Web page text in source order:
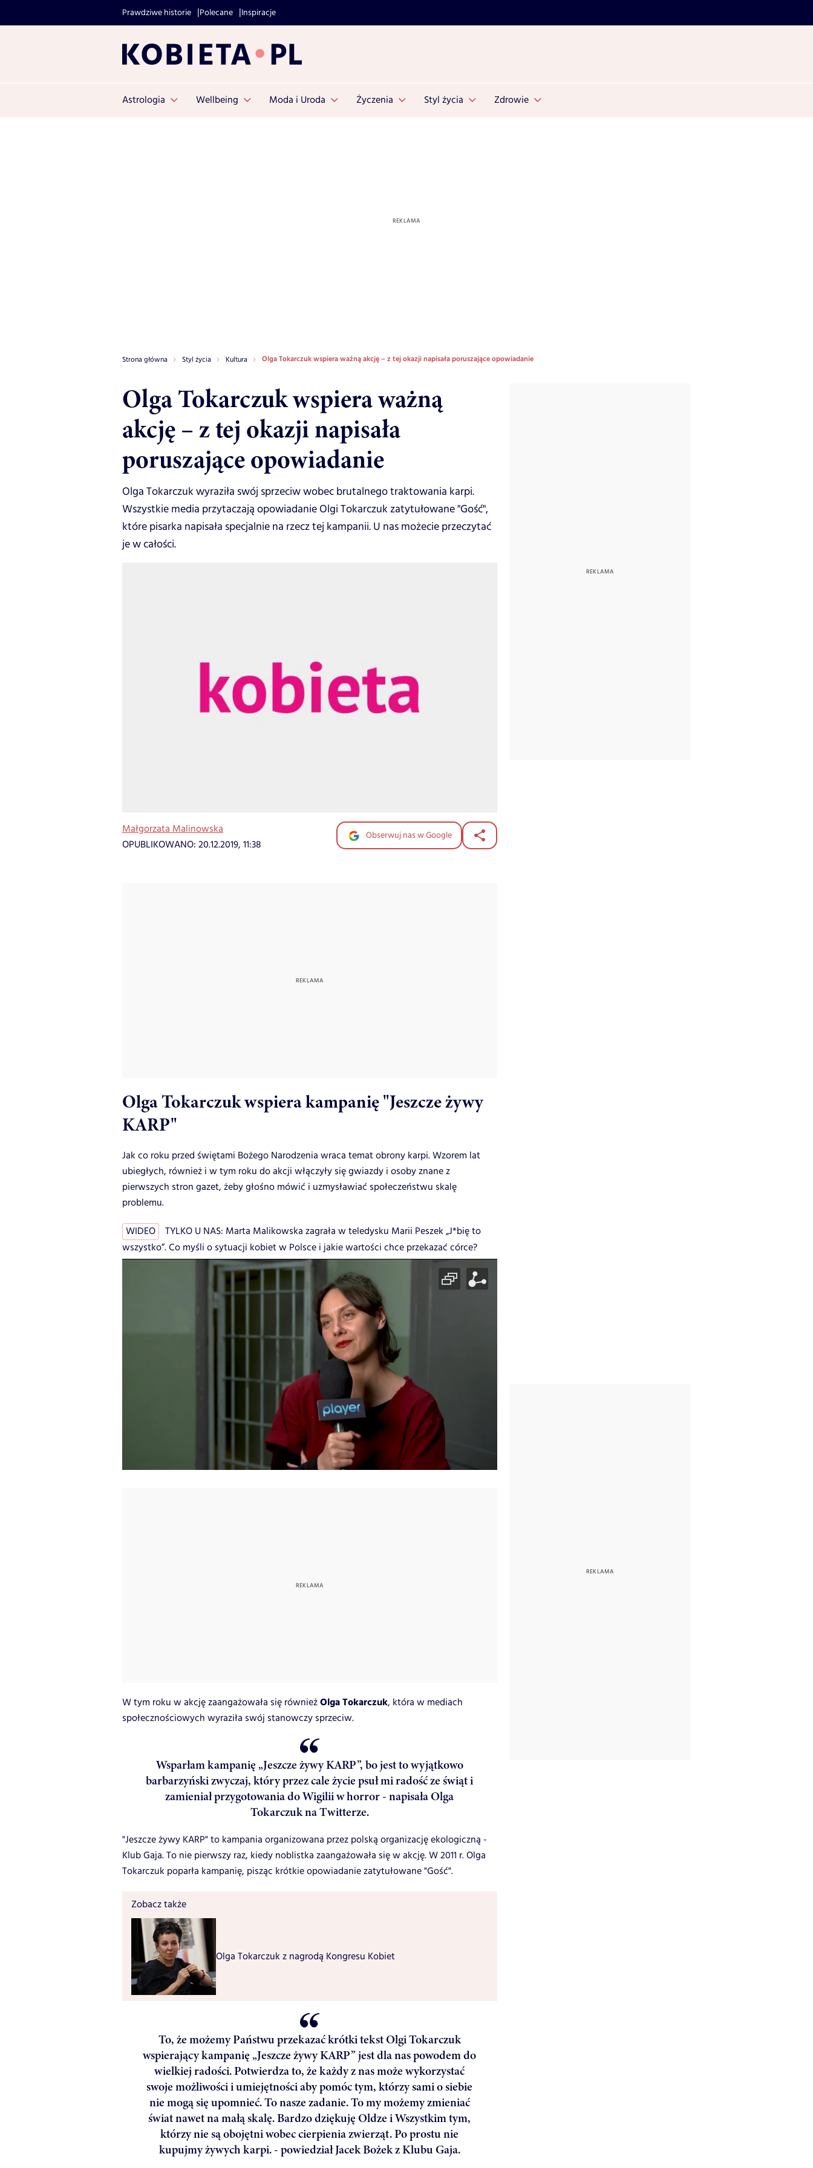
Prawdziwe historie Polecane Inspiracje
Astrologia Wellbeing Moda i Uroda Życzenia Styl życia Zdrowie
Strona główna Styl życia Kultura Olga Tokarczuk wspiera ważną akcję – z tej okazji napisała poruszające opowiadanie
Olga Tokarczuk wspiera ważną
akcję – z tej okazji napisała
poruszające opowiadanie
Olga Tokarczuk wyraziła swój sprzeciw wobec brutalnego traktowania karpi.
Wszystkie media przytaczają opowiadanie Olgi Tokarczuk zatytułowane "Gość",
które pisarka napisała specjalnie na rzecz tej kampanii. U nas możecie przeczytać
je w całości.
Małgorzata Malinowska
OPUBLIKOWANO: 20.12.2019, 11:38
Obserwuj nas w Google
Olga Tokarczuk wspiera kampanię "Jeszcze żywy
KARP"
Jak co roku przed świętami Bożego Narodzenia wraca temat obrony karpi. Wzorem lat
ubiegłych, również i w tym roku do akcji włączyły się gwiazdy i osoby znane z
pierwszych stron gazet, żeby głośno mówić i uzmysławiać społeczeństwu skalę
problemu.
WIDEO
TYLKO U NAS: Marta Malikowska zagrała w teledysku Marii Peszek „J*bię to
wszystko”. Co myśli o sytuacji kobiet w Polsce i jakie wartości chce przekazać córce?
W tym roku w akcję zaangażowała się równieżOlga Tokarczuk, która w mediach
społecznościowych wyraziła swój stanowczy sprzeciw.
Wsparłam kampanię „Jeszcze żywy KARP”, bo jest to wyjątkowo
barbarzyński zwyczaj, który przez cale życie psuł mi radość ze świąt i
zamieniał przygotowania do Wigilii w horror - napisała Olga
Tokarczuk na Twitterze.
"Jeszcze żywy KARP" to kampania organizowana przez polską organizację ekologiczną -
Klub Gaja. To nie pierwszy raz, kiedy noblistka zaangażowała się w akcję. W 2011 r. Olga
Tokarczuk poparła kampanię, pisząc krótkie opowiadanie zatytułowane "Gość".
Zobacz także
Olga Tokarczuk z nagrodą Kongresu Kobiet
To, że możemy Państwu przekazać krótki tekst Olgi Tokarczuk
wspierający kampanię „Jeszcze żywy KARP” jest dla nas powodem do
wielkiej radości. Potwierdza to, że każdy z nas może wykorzystać
swoje możliwości i umiejętności aby pomóc tym, którzy sami o siebie
nie mogą się upomnieć. To nasze zadanie. To my możemy zmieniać
świat nawet na małą skalę. Bardzo dziękuję Oldze i Wszystkim tym,
którzy nie są obojętni wobec cierpienia zwierząt. Po prostu nie
kupujmy żywych karpi. - powiedział Jacek Bożek z Klubu Gaja.